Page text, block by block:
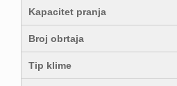
Kapacitet pranja
Broj obrtaja
Tip klime